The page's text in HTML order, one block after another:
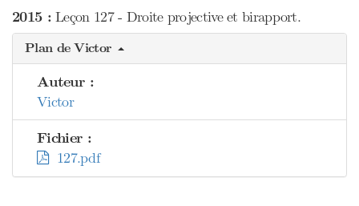
2015 :Leçon 127 - Droite projective et birapport.
Plan de Victor
Auteur :
Victor
Fichier :
127.pdf